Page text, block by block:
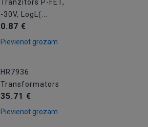
Tranzitors P-FET,
-30V, LogL(...
0.87 €
Pievienot grozam
HR7936
Transformators
35.71 €
Pievienot grozam